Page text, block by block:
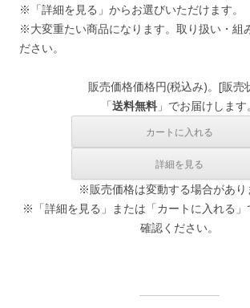
※「詳細を見る」からお選びいただけます。
※大変重たい商品になります。取り扱い・組
ださい。
販売価格価格円(税込み)。[販売
「送料無料 」でお届けします。
※販売価格は変動する場合があり
※「詳細を見る」または「カートに入れる
確認ください。